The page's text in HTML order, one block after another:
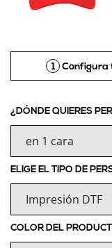
1 Configura
¿DÓNDE QUIERES
ELIGE EL TIPO DE
COLOR DEL